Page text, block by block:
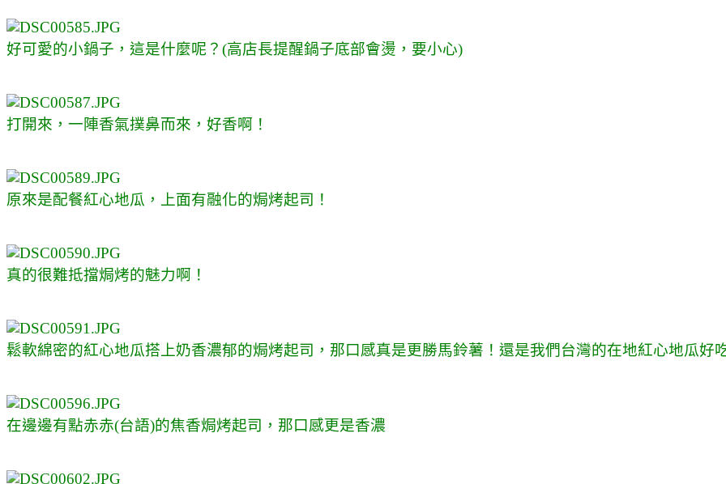
好可愛的小鍋子，這是什麼呢？(高店長提醒鍋子底部會燙，要小心)
打開來，一陣香氣撲鼻而來，好香啊！
原來是配餐紅心地瓜，上面有融化的焗烤起司！
真的很難抵擋焗烤的魅力啊！
鬆軟綿密的紅心地瓜搭上奶香濃郁的焗烤起司，那口感真是更勝馬鈴薯！還是我們台灣的在地紅心地瓜好
在邊邊有點赤赤(台語)的焦香焗烤起司，那口感更是香濃